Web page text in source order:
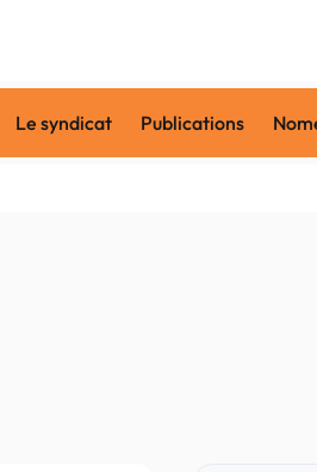
Le syndicat Publications